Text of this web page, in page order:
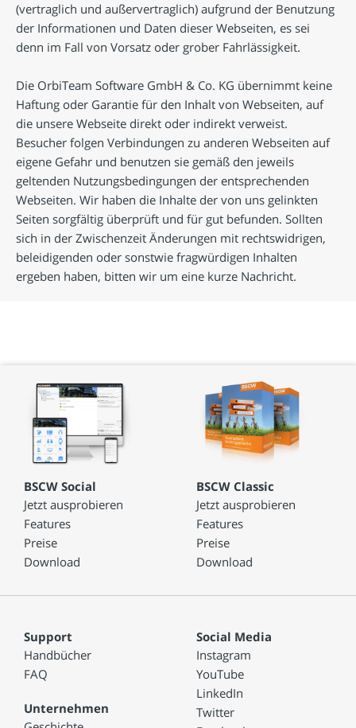
(vertraglich und außervertraglich) aufgrund der Benutzung
der Informationen und Daten dieser Webseiten, es sei
denn im Fall von Vorsatz oder grober Fahrlässigkeit.
Die OrbiTeam Software GmbH & Co. KG übernimmt keine
Haftung oder Garantie für den Inhalt von Webseiten, auf
die unsere Webseite direkt oder indirekt verweist.
Besucher folgen Verbindungen zu anderen Webseiten auf
eigene Gefahr und benutzen sie gemäß den jeweils
geltenden Nutzungsbedingungen der entsprechenden
Webseiten. Wir haben die Inhalte der von uns gelinkten
Seiten sorgfältig überprüft und für gut befunden. Sollten
sich in der Zwischenzeit Änderungen mit rechtswidrigen,
beleidigenden oder sonstwie fragwürdigen Inhalten
ergeben haben, bitten wir um eine kurze Nachricht.
BSCW Social
Jetzt ausprobieren
Features
Preise
Download
BSCW Classic
Jetzt ausprobieren
Features
Preise
Download
Support
Handbücher
FAQ
Unternehmen
Social Media
Instagram
YouTube
LinkedIn
Twitter